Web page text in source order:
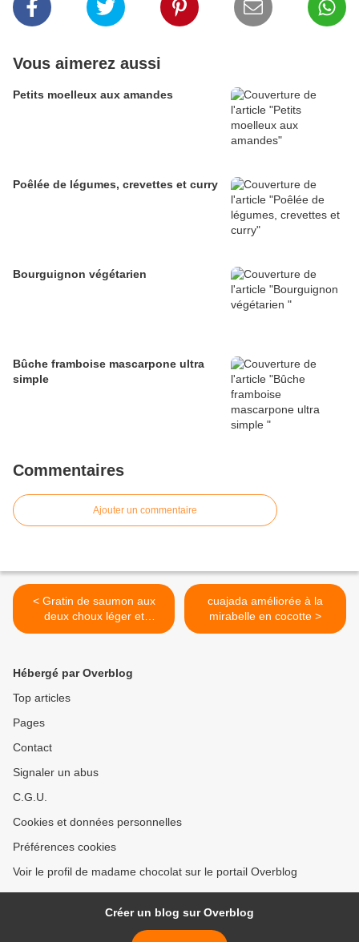
Vous aimerez aussi
Petits moelleux aux amandes
Poêlée de légumes, crevettes et curry
Bourguignon végétarien
Bûche framboise mascarpone ultra
simple
Commentaires
Ajouter un commentaire
< Gratin de saumon aux
deux choux léger et
savoureux
cuajada améliorée à la
mirabelle en cocotte >
Hébergé par Overblog
Top articles
Pages
Contact
Signaler un abus
C.G.U.
Cookies et données personnelles
Préférences cookies
Voir le profil de madame chocolat sur le portail Overblog
Créer un blog sur Overblog